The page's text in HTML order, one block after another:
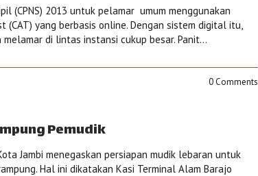
(CPNS) 2013 untuk pelamar umum menggunakan
(CAT) yang berbasis online. Dengan sistem digital itu,
di lintas instansi cukup besar. Panit...
0 Comments
Pemudik
Jambi menegaskan persiapan mudik lebaran untuk
Hal ini dikatakan Kasi Terminal Alam Barajo